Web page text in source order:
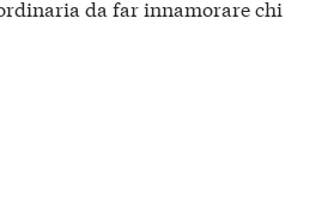
da far innamorare chi